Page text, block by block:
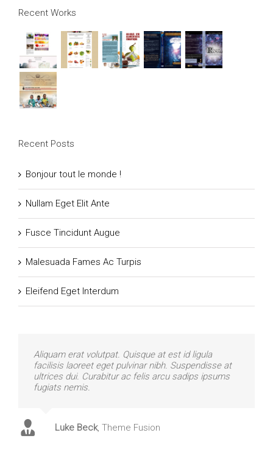
Recent Works
Recent Posts
Bonjour tout le monde !
Nullam Eget Elit Ante
Fusce Tincidunt Augue
Malesuada Fames Ac Turpis
Eleifend Eget Interdum
Aliquam erat volutpat. Quisque at est id ligula
facilisis laoreet eget pulvinar nibh. Suspendisse at
ultrices dui. Curabitur ac felis arcu sadips ipsums
fugiats nemis.
Luke Beck, Theme Fusion